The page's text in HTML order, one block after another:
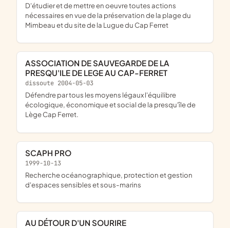
d'étudier et de mettre en oeuvre toutes actions
nécessaires en vue de la préservation de la plage du
Mimbeau et du site de la Lugue du Cap Ferret
ASSOCIATION DE SAUVEGARDE DE LA
PRESQU'ILE DE LEGE AU CAP-FERRET
dissoute 2004-05-03
Défendre par tous les moyens légaux l'équilibre
écologique, économique et social de la presqu'île de
Lège Cap Ferret.
SCAPH PRO
1999-10-13
recherche océanographique, protection et gestion
d'espaces sensibles et sous-marins
AU DÉTOUR D'UN SOURIRE